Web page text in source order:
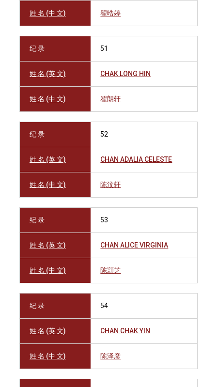
姓 名 (中 文) 翟晧婷
纪 录 51
姓 名 (英 文) CHAK LONG HIN
姓 名 (中 文) 翟朗轩
纪 录 52
姓 名 (英 文) CHAN ADALIA CELESTE
姓 名 (中 文) 陈汶轩
纪 录 53
姓 名 (英 文) CHAN ALICE VIRGINIA
姓 名 (中 文) 陈頴芝
纪 录 54
姓 名 (英 文) CHAN CHAK YIN
姓 名 (中 文) 陈泽彦